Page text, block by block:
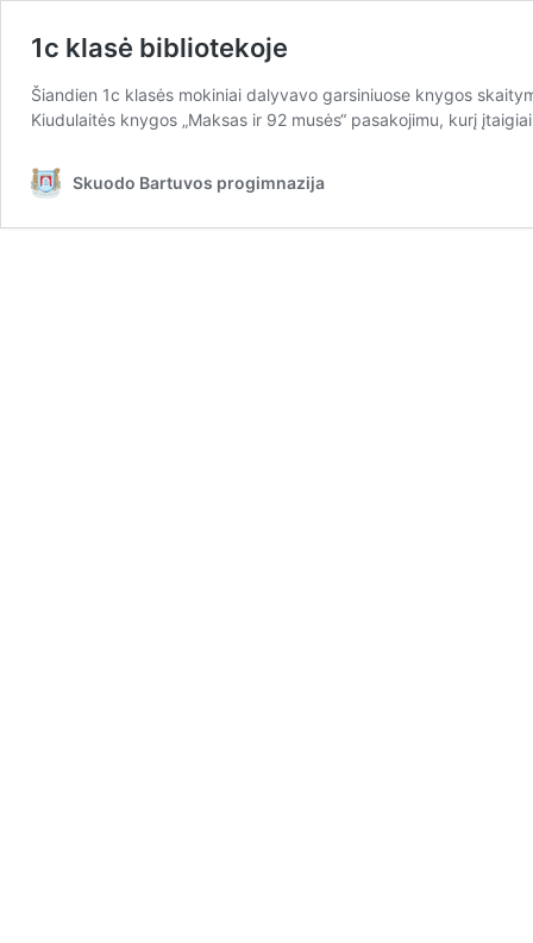
1c klasė bibliotekoje
Šiandien 1c klasės mokiniai dalyvavo garsiniuose knygos
Kiudulaitės knygos „Maksas ir 92 musės“ pasakojimu, kurį
Skuodo Bartuvos progimnazija